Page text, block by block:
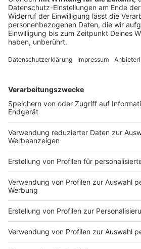
tot
Landwirte liefern mit Traktoren
reißen Wände ein – doch für
Stunden gegen die Flammen an.
DEINE GEMERKTEN ARTIKEL
Du hast dir noch keine Artikel
Markiere sie hierfür mit einem